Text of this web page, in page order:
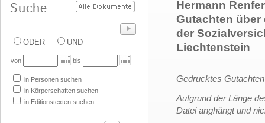
ODER UND
von bis
in Personen suchen
in Körperschaften suchen
in Editionstexten suchen
Hermann
Gutachten
der
Liechtenstein
Gedrucktes
Aufgrund der Länge
Datei anghängt und